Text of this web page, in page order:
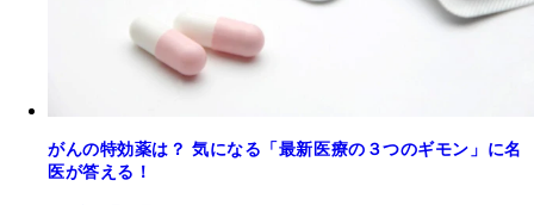
がんの特効薬は？ 気になる「最新医療の３つのギモン」に名
医が答える！